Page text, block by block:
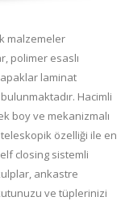
malzemeler
polimer esaslı
laminat
Hacimli
boy ve mekanizmalı
özelliği ile en
closing sistemli
ankastre
ve tüplerinizi